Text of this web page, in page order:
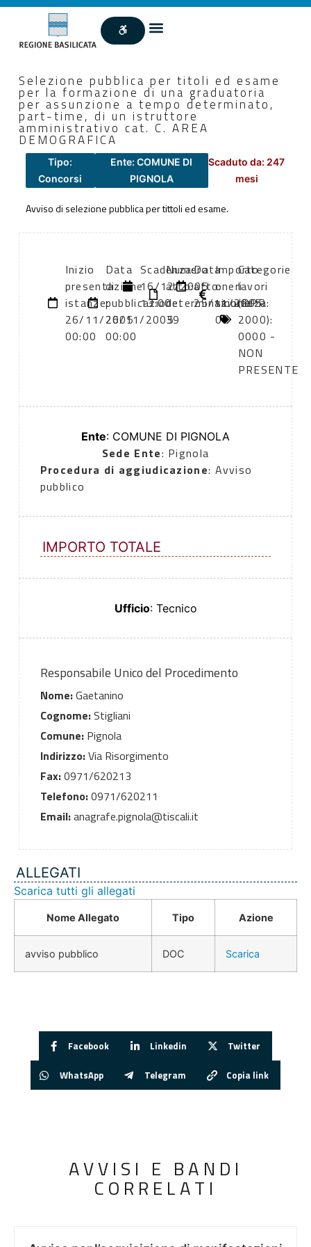
Selezione pubblica per titoli ed esame
per la formazione di una graduatoria
per assunzione a tempo determinato,
part-time, di un istruttore
amministrativo cat. C. AREA
DEMOGRAFICA
Tipo:
Concorsi
Ente: COMUNE DI
PIGNOLA
Scaduto da: 247
mesi
Avviso di selezione pubblica per tittoli ed esame.
Inizio
presentazione
istanze:
26/11/2005
00:00
Data
di
pubblicazione:
26/11/2005
00:00
Scadenza:
16/12/2005
13:00
Numero
atto:
determinazione
39
Data
atto:
25/11/2005
Importo
oneri
sicurezza:
0
Categorie
lavori
(DPR
2000):
0000 -
NON
PRESENTE
Ente: COMUNE DI PIGNOLA
Sede Ente: Pignola
Procedura di aggiudicazione: Avviso
pubblico
IMPORTO TOTALE
Ufficio: Tecnico
Responsabile Unico del Procedimento
Nome:Gaetanino
Cognome:Stigliani
Comune:Pignola
Indirizzo:Via Risorgimento
Fax:0971/620213
Telefono:0971/620211
Email:anagrafe.pignola@tiscali.it
ALLEGATI
Scarica tutti gli allegati
Nome Allegato Tipo Azione
avviso pubblico DOC Scarica
Facebook Linkedin Twitter
WhatsApp Telegram Copia link
AVVISI E BANDI
CORRELATI